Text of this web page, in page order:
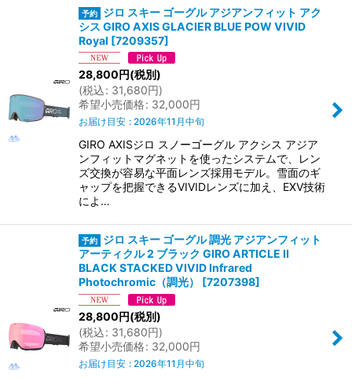
ジロ スキー ゴーグル アジアンフィット アク
シス GIRO AXIS GLACIER BLUE POW VIVID
Royal [7209357]
28,800円(税別)
(税込: 31,680円)
希望小売価格: 32,000円
お届け目安 : 2026年11月中旬
GIRO AXISジロ スノーゴーグル アクシス アジア
ンフィットマグネットを使ったシステムで、レン
ズ交換が容易な平面レンズ採用モデル。雪面のギ
ャップを把握できるVIVIDレンズに加え、EXV技術
によ…
ジロ スキー ゴーグル 調光 アジアンフィット
アーティクル 2 ブラック GIRO ARTICLE II
BLACK STACKED VIVID Infrared
Photochromic（調光）
[7207398]
28,800円(税別)
(税込: 31,680円)
希望小売価格: 32,000円
お届け目安 : 2026年11月中旬